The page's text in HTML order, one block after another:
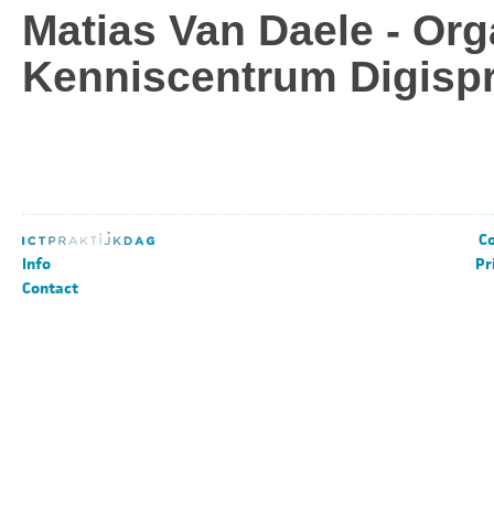
Matias Van Daele -
Kenniscentrum
Info
Contact